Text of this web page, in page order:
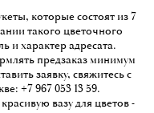
которые состоят из 7
такого цветочного
и характер адресата.
предзаказ минимум
заявку, свяжитесь с
+7 967 053 13 59.
вазу для цветов -